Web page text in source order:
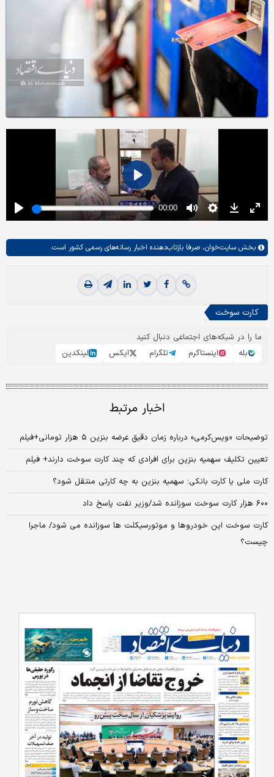
بخش سایت‌خوان، صرفا بازتاب‌دهنده اخبار رسانه‌های رسمی کشور است.
کارت سوخت
ما را در شبکه‌های اجتماعی دنبال کنید
بله
اینستاگرم تلگرام ایکس لینکدین
اخبار مرتبط
توضیحات «ویس‌کرمی» درباره زمان دقیق عرضه بنزین ۵ هزار تومانی+فیلم
تعیین تکلیف سهمیه بنزین برای افرادی که چند کارت سوخت دارند+ فیلم
کارت ملی یا کارت بانکی؛ سهمیه بنزین به چه کارتی منتقل شود؟
۶۰۰ هزار کارت سوخت سوزانده شد/وزیر نفت پاسخ داد
کارت سوخت این خودروها و موتورسیکلت ها سوزانده می شود/ ماجرا
چیست؟